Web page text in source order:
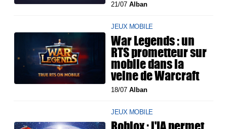
21/07Alban
JEUX MOBILE
War Legends : un
RTS prometteur sur
mobile dans la
veine de Warcraft
18/07Alban
JEUX MOBILE